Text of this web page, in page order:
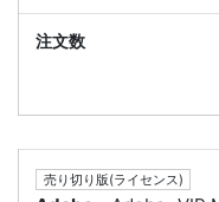
売り切り版(ライセンス)